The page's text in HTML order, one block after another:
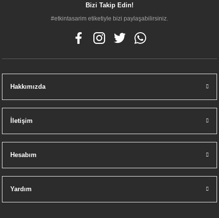
Bizi Takip Edin!
#etkintasarim etiketiyle bizi paylaşabilirsiniz.
Hakkımızda
İletişim
Hesabım
Yardım